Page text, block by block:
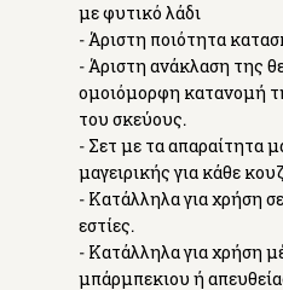
με φυτικό λάδι
- Άριστη ποιότητα
- Άριστη ανάκλαση της
ομοιόμορφη κατανομή
του σκεύους.
- Σετ με τα απαραίτητα
μαγειρικής για κάθε
- Κατάλληλα για χρήση
εστίες.
- Κατάλληλα για χρήση
μπάρμπεκιου ή